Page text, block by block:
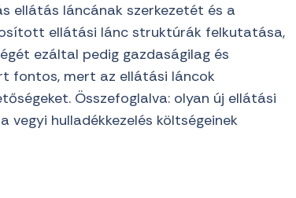
ellátás láncának szerkezetét és a
ellátási lánc struktúrák felkutatása,
ezáltal pedig gazdaságilag és
fontos, mert az ellátási láncok
Összefoglalva: olyan új ellátási
hulladékkezelés költségeinek